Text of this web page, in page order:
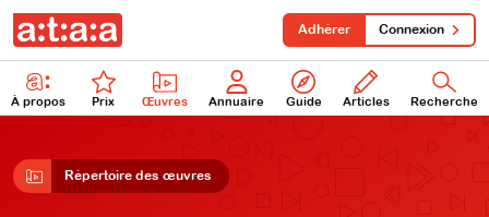
À propos Prix Œuvres Annuaire Guide Articles Recherche
Adhérer Connexion
Répertoire des œuvres